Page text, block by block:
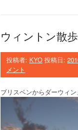
ン
オ
ー
屋
”
ウィントン散歩
投稿者: KYO 投稿日:
メント
ブリスベンからダーウィン